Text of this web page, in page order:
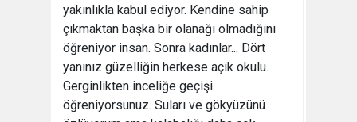
yakınlıkla kabul ediyor. Kendine sahip
çıkmaktan başka bir olanağı olmadığını
öğreniyor insan. Sonra kadınlar... Dört
yanınız güzelliğin herkese açık okulu.
Gerginlikten inceliğe geçişi
öğreniyorsunuz. Suları ve gökyüzünü